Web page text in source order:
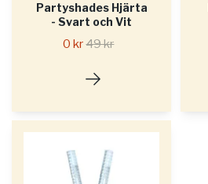
Partyshades Hjärta
- Svart och Vit
0 kr49 kr